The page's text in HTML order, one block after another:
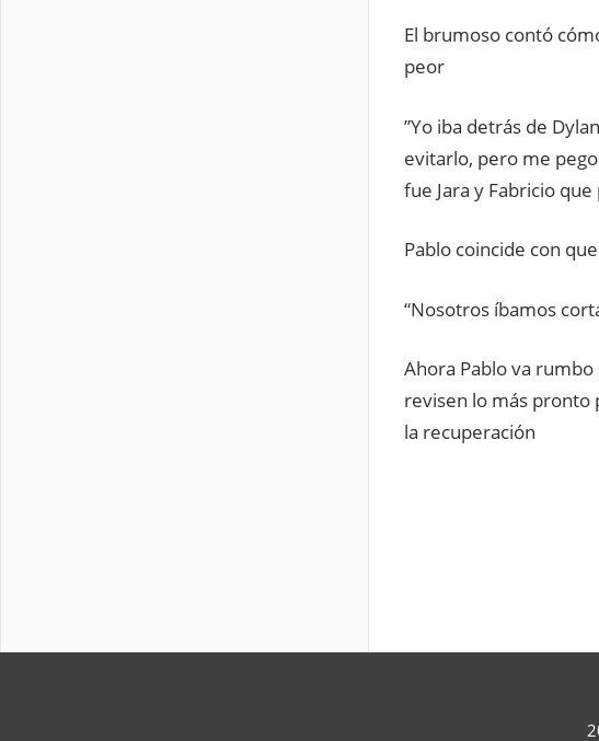
El brumoso contó
peor
”Yo iba detrás de
evitarlo, pero me
fue Jara y Fabricio
Pablo coincide con
“Nosotros íbamos
Ahora Pablo va rumbo
revisen lo más pronto
la recuperación